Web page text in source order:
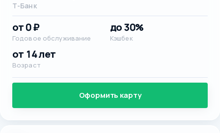
Т-Банк
от 0 ₽
Годовое обслуживание
до 30%
Кэшбек
от 14 лет
Возраст
Оформить карту